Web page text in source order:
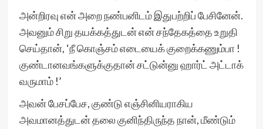
அன்றிரவு என் அறை நண்பனிடம் இதுபற்றிப் பேசினேன்.
அவனும் சிறு தயக்கத்துடன் என் சந்தேகத்தை உறுதி
செய்தான், ‘நீ கொஞ்சம் எடையைக் குறைக்கணும்பா !
குண்டானவங்களுக்குதான் சட்டுன்னு ஹார்ட் அட்டாக்
வருமாம் !’
அவன் பேசப்பேச, குண்டு எஞ்சினியராகிய
அவமானத்துடன் தலை குனிந்திருந்த நான், மீண்டும்